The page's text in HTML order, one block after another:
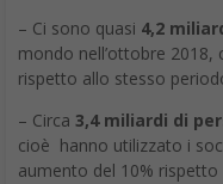
– Ci sono quasi 4,2
mondo nell’ottobre
rispetto allo stesso
– Circa 3,4 miliardi di
cioè hanno utilizzato i
aumento del 10%